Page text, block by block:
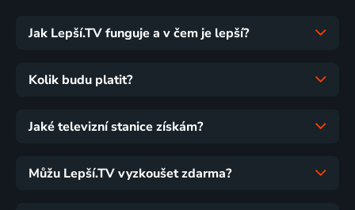
Jak Lepší.TV funguje a v čem je lepší?
Kolik budu platit?
Jaké televizní stanice získám?
Můžu Lepší.TV vyzkoušet zdarma?